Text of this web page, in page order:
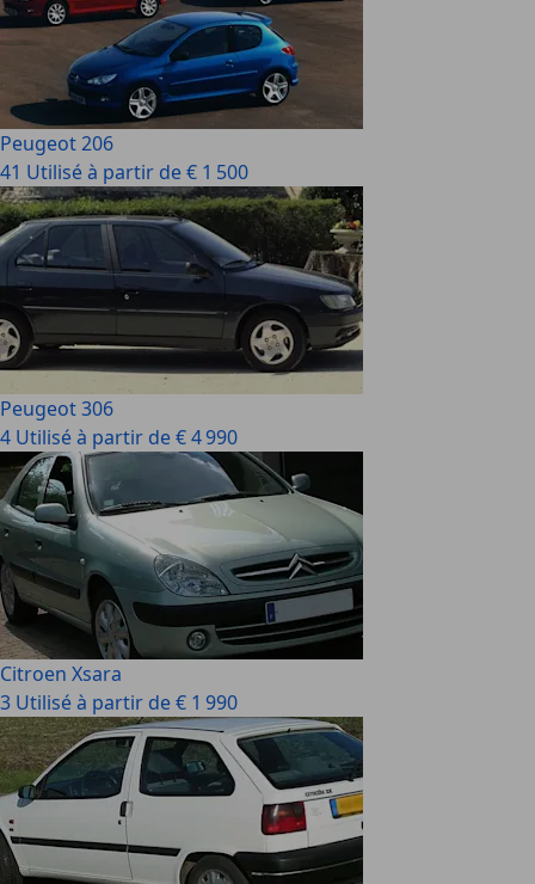
Peugeot 206
41 Utilisé à partir de € 1 500
Peugeot 306
4 Utilisé à partir de € 4 990
Citroen Xsara
3 Utilisé à partir de € 1 990